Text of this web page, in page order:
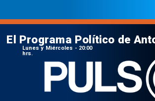
El Programa Político de
Lunes y Miércoles - 20:00
hrs.